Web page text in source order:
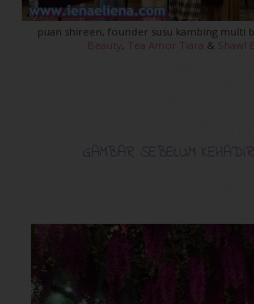
puan shireen, founder susu kambing multi
Beauty, Tea Amor Tiara & Shawl
GAMBAR SEBELUM